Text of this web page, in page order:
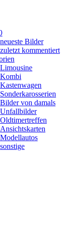
neueste Bilder
zuletzt kommentiert
Limousine
Kombi
Kastenwagen
Sonderkarosserien
Bilder von damals
Unfallbilder
Oldtimertreffen
Ansichtskarten
Modellautos
sonstige